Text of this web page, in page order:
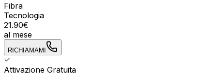
Fibra
Tecnologia
21.90€
al mese
RICHIAMAMI
Attivazione Gratuita